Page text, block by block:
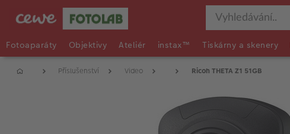
Fotoaparáty Objektivy Ateliér instax™ Tiskárny a skenery
Příslušenství Video Ricoh THETA Z1 51GB